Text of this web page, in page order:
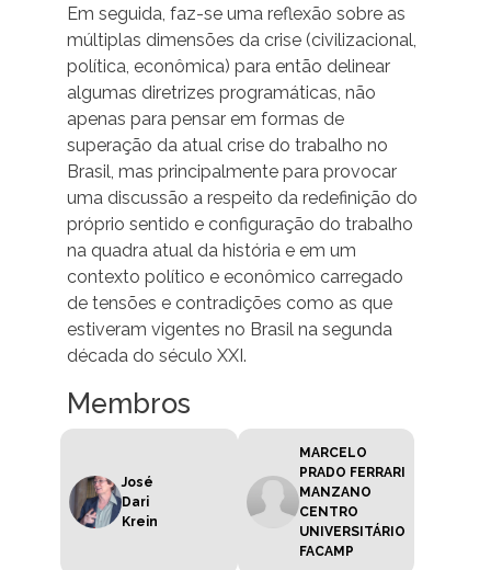
Em seguida, faz-se uma reflexão sobre as
múltiplas dimensões da crise (civilizacional,
política, econômica) para então delinear
algumas diretrizes programáticas, não
apenas para pensar em formas de
superação da atual crise do trabalho no
Brasil, mas principalmente para provocar
uma discussão a respeito da redefinição do
próprio sentido e configuração do trabalho
na quadra atual da história e em um
contexto político e econômico carregado
de tensões e contradições como as que
estiveram vigentes no Brasil na segunda
década do século XXI.
Membros
José
Dari
Krein
MARCELO
PRADO FERRARI
MANZANO
CENTRO
UNIVERSITÁRIO
FACAMP